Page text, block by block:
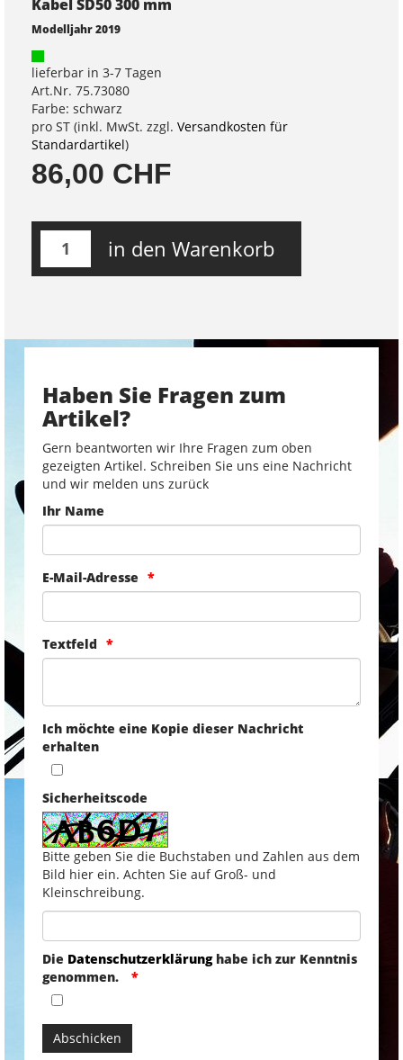
Kabel SD50 300 mm
Modelljahr 2019
lieferbar in 3-7 Tagen
Art.Nr. 75.73080
Farbe: schwarz
pro ST (inkl. MwSt. zzgl. Versandkosten für
Standardartikel)
86,00 CHF
in den Warenkorb
Haben Sie Fragen zum
Artikel?
Gern beantworten wir Ihre Fragen zum oben
gezeigten Artikel. Schreiben Sie uns eine Nachricht
und wir melden uns zurück
Ihr Name
E-Mail-Adresse
Textfeld
Ich möchte eine Kopie dieser Nachricht
erhalten
Sicherheitscode
Bitte geben Sie die Buchstaben und Zahlen aus dem
Bild hier ein. Achten Sie auf Groß- und
Kleinschreibung.
Die Datenschutzerklärunghabe ich zur Kenntnis
genommen.
Abschicken